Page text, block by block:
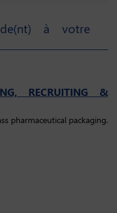
à votre
RECRUITING &
pharmaceutical packaging.